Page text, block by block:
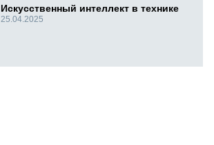
Искусственный интеллект в технике
25.04.2025